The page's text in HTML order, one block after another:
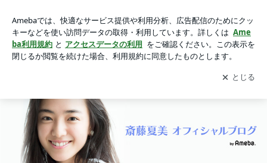
アプリをダウンロードして ブログの更新通知
を受け取りまし
ょう。
開く